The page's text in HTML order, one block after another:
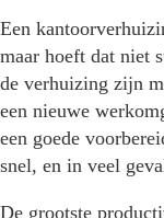
Een
maar hoeft dat niet
de verhuizing zijn
een nieuwe
een goede
snel, en in veel
De grootste